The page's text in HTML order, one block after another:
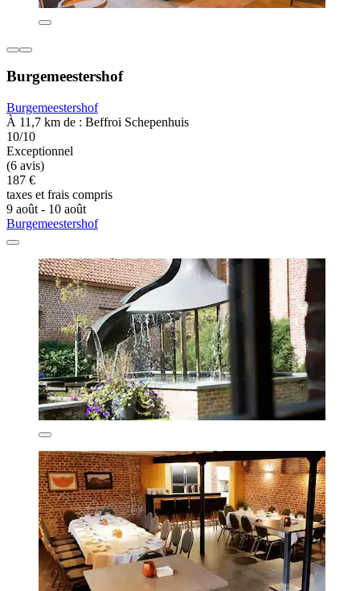
Burgemeestershof
Burgemeestershof
À 11,7 km de : Beffroi Schepenhuis
10/10
Exceptionnel
(6 avis)
187 €
taxes et frais compris
9 août - 10 août
Burgemeestershof